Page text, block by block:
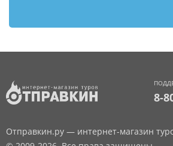
8-
Отправкин.ру — интернет-магазин